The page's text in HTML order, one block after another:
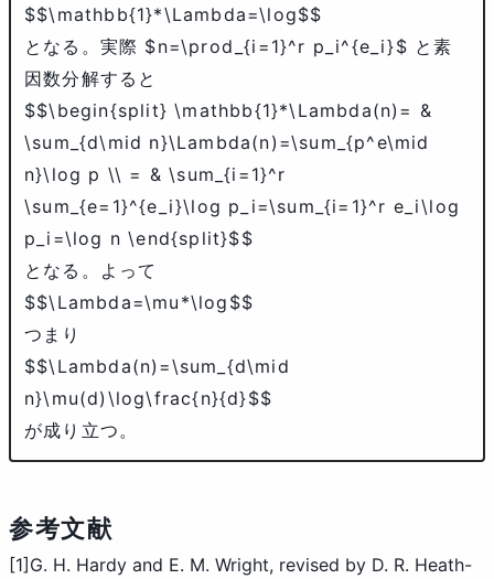
$$\mathbb{1}*\Lambda=\log$$
となる。実際 $n=\prod_{i=1}^r p_i^{e_i}$ と素
因数分解すると
$$\begin{split} \mathbb{1}*\Lambda(n)= &
\sum_{d\mid n}\Lambda(n)=\sum_{p^e\mid
n}\log p \\ = & \sum_{i=1}^r
\sum_{e=1}^{e_i}\log p_i=\sum_{i=1}^r e_i\log
p_i=\log n \end{split}$$
となる。よって
$$\Lambda=\mu*\log$$
つまり
$$\Lambda(n)=\sum_{d\mid
n}\mu(d)\log\frac{n}{d}$$
が成り立つ。
参考文献
[1] G. H. Hardy and E. M. Wright, revised by D. R. Heath-